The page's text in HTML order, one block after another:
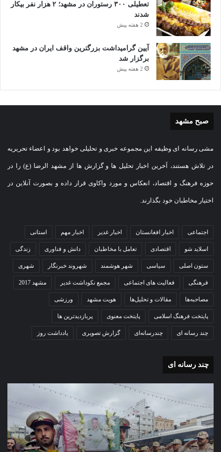
تعطیلی ۳۰۰ رستوران در مشهد؛ ۲ هزار نفر بیکار
شدند
2 هفته پیش
آیین گرامیداشت بزرگترین واقف ایران در مشهد
برگزار شد
2 هفته پیش
صبح مشهد
مشی رسانه ای وظیفه این مجموعه خبری و تحلیلی خواهد بود و اعضاء تحریریه
در تلاش هستند، آخرین اخبار تحلیل ها و گزارش ها از مشهد الرضا (ع) را در
حوزه فرهنگ و اقتصاد، انعکاس و مورد واکاوی قرار داده و بصورت آنلاین در
اختیار مخاطبان خود بگذارند.
اجتماعی اخبار افغانستان اخبار غدیر اخبار مهم استانی
اسلاید شو اقتصادی تعامل با مخاطبان دانش و فناوری زندگی
ستون اصلی سیاسی شهر هوشمند شهروند خبرنگار شهری
فرهنگی فعالیت های اجتماعی مجمع نکوداشت غدیر مشهد 2017
مصاحبه‌ها مقالات و تحلیل‌ها هویت مشهد ورزشی
پایتخت فرهنگ اسلامی پایتخت معنوی پربازدیدترین ها
چند رسانه ای چندرسانه‌ای گزارش تصویری یادداشت روز
چند رسانه ای
تشییع
پیکر
مطهر
شهید
امنیت